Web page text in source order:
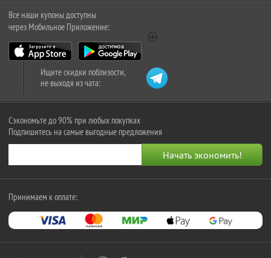
Все наши купоны доступны
через Мобильное Приложение:
Ищите скидки поблизости,
не выходя из чата:
Сэкономьте до 90% при любых покупках
Подпишитесь на самые выгодные предложения
Принимаем к оплате: